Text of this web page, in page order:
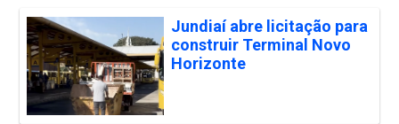
Jundiaí abre licitação para
construir Terminal Novo
Horizonte